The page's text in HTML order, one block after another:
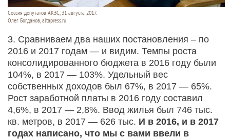
Сессия депутатов АКЗС, 31 августа 2017.
Олег Богданов, altapress.ru
3. Сравниваем два наших постановления – по
2016 и 2017 годам — и видим. Темпы роста
консолидированного бюджета в 2016 году были
104%, в 2017 — 103%. Удельный вес
собственных доходов был 67%, в 2017 — 65%.
Рост заработной платы в 2016 году составил
4,6%, в 2017 — 2,8%. Ввод жилья был 746 тыс.
кв. метров, в 2017 — 626 тыс. И в 2016, и в 2017
годах написано, что мы с вами ввели в